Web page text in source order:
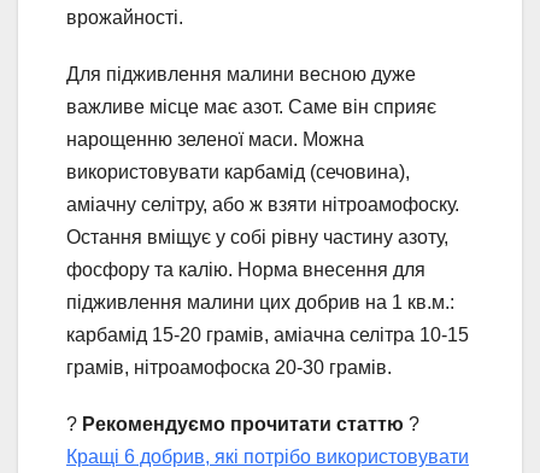
врожайності.
Для підживлення малини весною дуже
важливе місце має азот. Саме він сприяє
нарощенню зеленої маси. Можна
використовувати карбамід (сечовина),
аміачну селітру, або ж взяти нітроамофоску.
Остання вміщує у собі рівну частину азоту,
фосфору та калію. Норма внесення для
підживлення малини цих добрив на 1 кв.м.:
карбамід 15-20 грамів, аміачна селітра 10-15
грамів, нітроамофоска 20-30 грамів.
? Рекомендуємо прочитати статтю ?
Кращі 6 добрив, які потрібо використовувати